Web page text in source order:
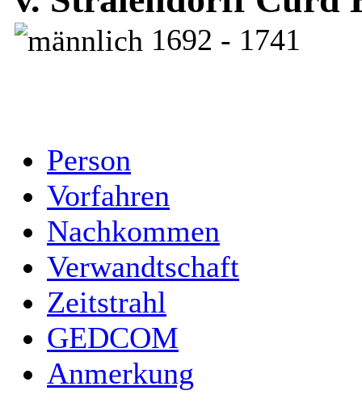
1692 - 1741
Person
Vorfahren
Nachkommen
Verwandtschaft
Zeitstrahl
GEDCOM
Anmerkung